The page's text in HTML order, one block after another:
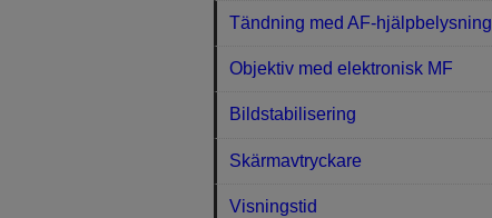
Tändning med AF-hjälpbelysning
Objektiv med elektronisk MF
Bildstabilisering
Skärmavtryckare
Visningstid